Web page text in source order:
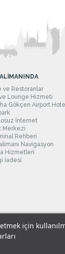
için
ve Restoranlar
Lounge Hizmeti
Gökçen Airport
İnternet
Merkezi
Rehberi
Navigasyon
Hizmetleri
İadesi